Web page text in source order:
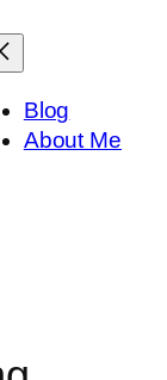
Blog
About Me